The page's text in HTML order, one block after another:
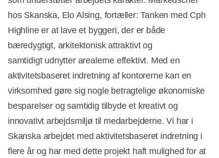
hos Skanska, Elo Alsing, fortæller: Tanken med Cph
Highline er at lave et byggeri, der er både
bæredygtigt, arkitektonisk attraktivt og
samtidigt udnytter arealerne effektivt. Med en
aktivitetsbaseret indretning af kontorerne kan en
virksomhed gøre sig nogle betragtelige økonomiske
besparelser og samtidig tilbyde et kreativt og
innovativt arbejdsmiljø til medarbejderne. Vi har i
Skanska arbejdet med aktivitetsbaseret indretning i
flere år og har med dette projekt haft mulighed for at